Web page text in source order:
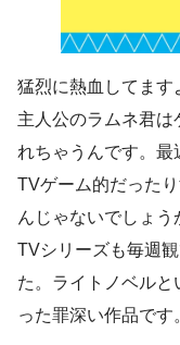
猛烈に熱血してます
主人公のラムネ君は
れちゃうんです。
TVゲーム的だった
んじゃないでしょう
TVシリーズも毎週
た。ライトノベル
った罪深い作品です